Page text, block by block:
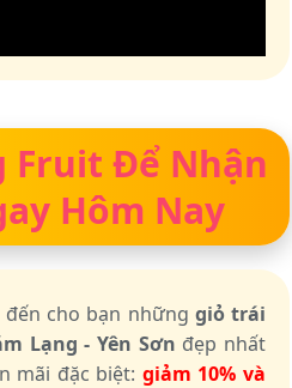
Fruit Để Nhận
Hôm Nay
đến cho bạn những giỏ trái
Lạng - Yên Sơn đẹp nhất
mãi đặc biệt: giảm 10% và